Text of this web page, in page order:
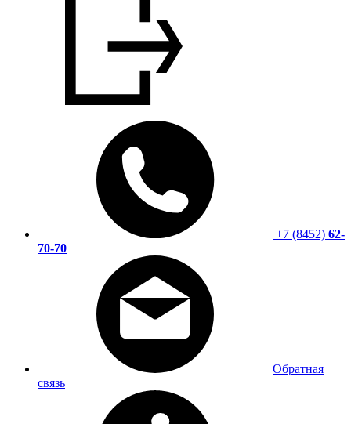
+7 (8452) 62-
70-70
Обратная
связь